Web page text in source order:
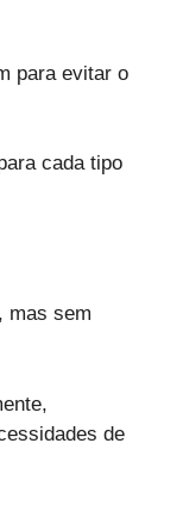
para evitar o
cada tipo
mas sem
de